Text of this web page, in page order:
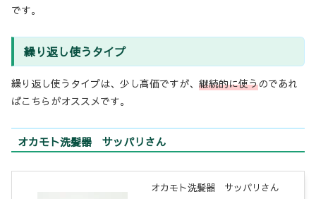
です。
繰り返し使うタイプ
繰り返し使うタイプは、少し高価ですが、 継続的に使うのであれ
ばこちらがオススメです。
オカモト洗髪器 サッパリさん
オカモト洗髪器 サッパリさん